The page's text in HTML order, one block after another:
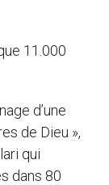
11.000
d’une
de Dieu »,
qui
dans 80